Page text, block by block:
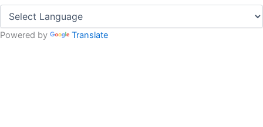
Powered by Translate